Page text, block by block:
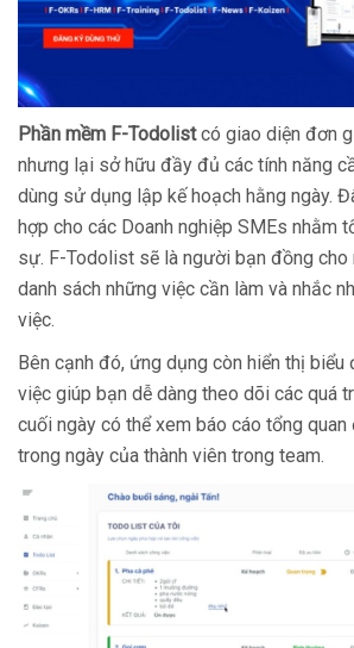
Phần mềm F-Todolistcó giao diện đơn
nhưng lại sở hữu đầy đủ các tính năng
dùng sử dụng lập kế hoạch hằng ngày.
hợp cho các Doanh nghiệp SMEs nhằm
sự. F-Todolist sẽ là người bạn đồng cho
danh sách những việc cần làm và nhắc
việc.
Bên cạnh đó, ứng dụng còn hiển thị biểu
việc giúp bạn dễ dàng theo dõi các quá
cuối ngày có thể xem báo cáo tổng
trong ngày của thành viên trong team.